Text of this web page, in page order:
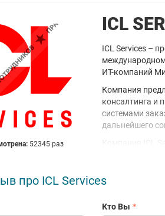
52345 раз
ICL
ICL Services –
ИТ-компаний
Компания
консалтинга и
системами
дальнейшего
рынке в
реализованные
про ICL Services
Кто Вы